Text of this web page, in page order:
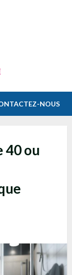
NOUS
40 ou